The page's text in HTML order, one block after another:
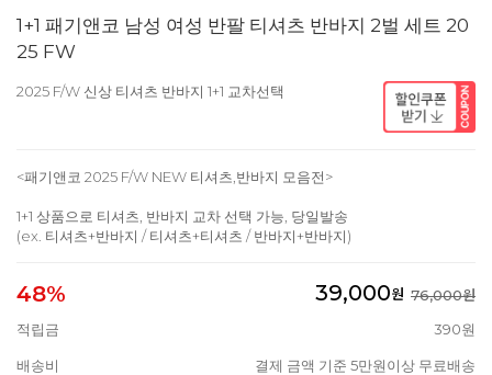
1+1 패기앤코 남성 여성 반팔 티셔츠 반바지 2벌 세트 20
25 FW
2025 F/W 신상 티셔츠 반바지 1+1 교차선택
<패기앤코 2025 F/W NEW 티셔츠,반바지 모음전>
1+1 상품으로 티셔츠, 반바지 교차 선택 가능, 당일발송
(ex. 티셔츠+반바지 / 티셔츠+티셔츠 / 반바지+반바지)
48% 39,000원 76,000원
적립금
390원
배송비 결제 금액 기준 5만원이상 무료배송